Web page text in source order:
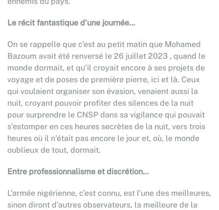
Le récit fantastique d’une journée…
On se rappelle que c’est au petit matin que Mohamed
Bazoum avait été renversé le 26 juillet 2023 , quand le
monde dormait, et qu’il croyait encore à ses projets de
voyage et de poses de première pierre, ici et là. Ceux
qui voulaient organiser son évasion, venaient aussi la
nuit, croyant pouvoir profiter des silences de la nuit
pour surprendre le CNSP dans sa vigilance qui pouvait
s’estomper en ces heures secrètes de la nuit, vers trois
heures où il n’était pas encore le jour et, où, le monde
oublieux de tout, dormait.
Entre professionnalisme et discrétion…
L’armée nigérienne, c’est connu, est l’une des meilleures,
sinon diront d’autres observateurs, la meilleure de la